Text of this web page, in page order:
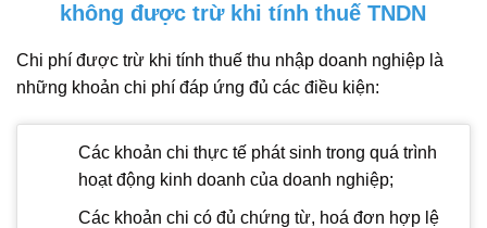
không được trừ khi tính thuế TNDN
Chi phí được trừ khi tính thuế thu nhập doanh nghiệp là
những khoản chi phí đáp ứng đủ các điều kiện:
Các khoản chi thực tế phát sinh trong quá trình
hoạt động kinh doanh của doanh nghiệp;
Các khoản chi có đủ chứng từ, hoá đơn hợp lệ